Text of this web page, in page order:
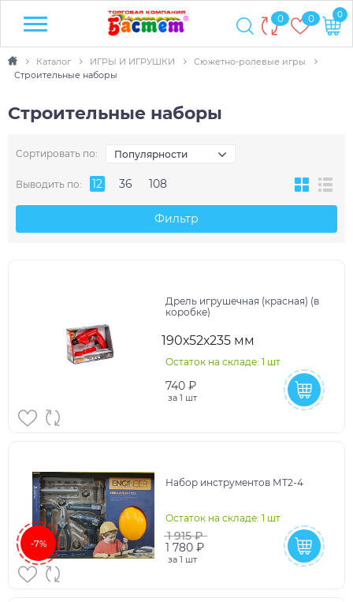
0 0 0
Каталог ИГРЫ И ИГРУШКИ
Сюжетно-ролевые игры
Строительные наборы
Строительные наборы
Сортировать по: Популярности
Выводить по: 12 36 108
Фильтр
Дрель игрушечная (красная) (в
коробке)
190х52х235 мм
Остаток на складе: 1 шт
740 ₽
за 1 шт
-7%
Набор инструментов МТ2-4
Остаток на складе: 1 шт
1 915 ₽
1 780 ₽
за 1 шт